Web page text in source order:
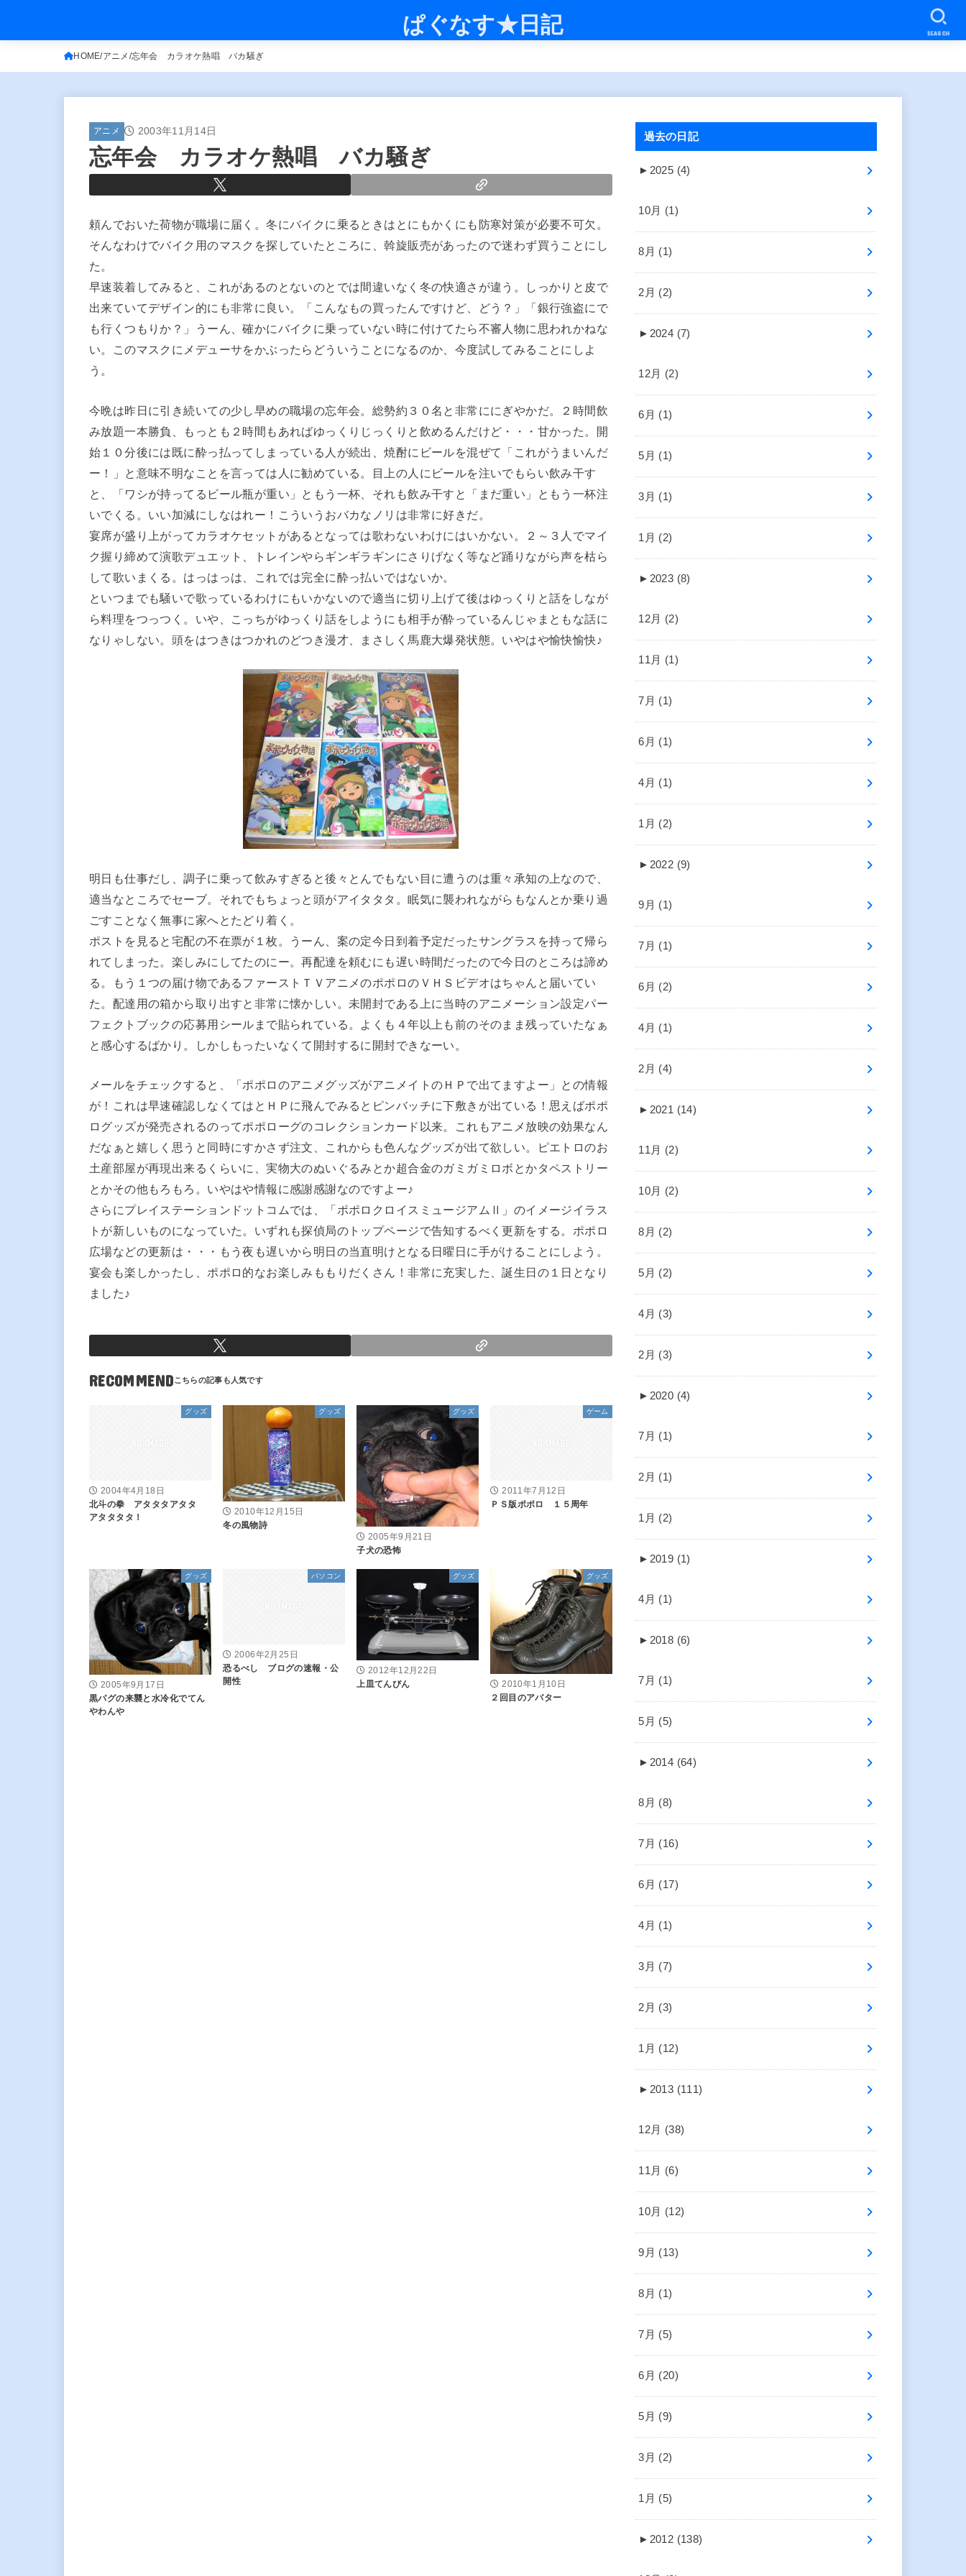
ぱぐなす★日記 SEARCH
HOME アニメ 忘年会 カラオケ熱唱 バカ騒ぎ
アニメ 2003年11月14日
忘年会 カラオケ熱唱 バカ騒ぎ
頼んでおいた荷物が職場に届く。冬にバイクに乗るときはとにもかくにも防寒対策が必要不可欠。
そんなわけでバイク用のマスクを探していたところに、斡旋販売があったので迷わず買うことにし
た。
早速装着してみると、これがあるのとないのとでは間違いなく冬の快適さが違う。しっかりと皮で
出来ていてデザイン的にも非常に良い。「こんなもの買ったんですけど、どう？」「銀行強盗にで
も行くつもりか？」うーん、確かにバイクに乗っていない時に付けてたら不審人物に思われかねな
い。このマスクにメデューサをかぶったらどういうことになるのか、今度試してみることにしよ
う。
今晩は昨日に引き続いての少し早めの職場の忘年会。総勢約３０名と非常ににぎやかだ。２時間飲
み放題一本勝負、もっとも２時間もあればゆっくりじっくりと飲めるんだけど・・・甘かった。開
始１０分後には既に酔っ払ってしまっている人が続出、焼酎にビールを混ぜて「これがうまいんだ
ー！」と意味不明なことを言っては人に勧めている。目上の人にビールを注いでもらい飲み干す
と、「ワシが持ってるビール瓶が重い」ともう一杯、それも飲み干すと「まだ重い」ともう一杯注
いでくる。いい加減にしなはれー！こういうおバカなノリは非常に好きだ。
宴席が盛り上がってカラオケセットがあるとなっては歌わないわけにはいかない。２～３人でマイ
ク握り締めて演歌デュエット、トレインやらギンギラギンにさりげなく等など踊りながら声を枯ら
して歌いまくる。はっはっは、これでは完全に酔っ払いではないか。
といつまでも騒いで歌っているわけにもいかないので適当に切り上げて後はゆっくりと話をしなが
ら料理をつっつく。いや、こっちがゆっくり話をしようにも相手が酔っているんじゃまともな話に
なりゃしない。頭をはつきはつかれのどつき漫才、まさしく馬鹿大爆発状態。いやはや愉快愉快♪
明日も仕事だし、調子に乗って飲みすぎると後々とんでもない目に遭うのは重々承知の上なので、
適当なところでセーブ。それでもちょっと頭がアイタタタ。眠気に襲われながらもなんとか乗り過
ごすことなく無事に家へとたどり着く。
ポストを見ると宅配の不在票が１枚。うーん、案の定今日到着予定だったサングラスを持って帰ら
れてしまった。楽しみにしてたのにー。再配達を頼むにも遅い時間だったので今日のところは諦め
る。もう１つの届け物であるファーストＴＶアニメのポポロのＶＨＳビデオはちゃんと届いてい
た。配達用の箱から取り出すと非常に懐かしい。未開封である上に当時のアニメーション設定パー
フェクトブックの応募用シールまで貼られている。よくも４年以上も前のそのまま残っていたなぁ
と感心するばかり。しかしもったいなくて開封するに開封できなーい。
メールをチェックすると、「ポポロのアニメグッズがアニメイトのＨＰで出てますよー」との情報
が！これは早速確認しなくてはとＨＰに飛んでみるとピンバッチに下敷きが出ている！思えばポポ
ログッズが発売されるのってポポローグのコレクションカード以来。これもアニメ放映の効果なん
だなぁと嬉しく思うと同時にすかさず注文、これからも色んなグッズが出て欲しい。ピエトロのお
土産部屋が再現出来るくらいに、実物大のぬいぐるみとか超合金のガミガミロボとかタペストリー
とかその他もろもろ。いやはや情報に感謝感謝なのですよー♪
さらにプレイステーションドットコムでは、「ポポロクロイスミュージアムⅡ」のイメージイラス
トが新しいものになっていた。いずれも探偵局のトップページで告知するべく更新をする。ポポロ
広場などの更新は・・・もう夜も遅いから明日の当直明けとなる日曜日に手がけることにしよう。
宴会も楽しかったし、ポポロ的なお楽しみももりだくさん！非常に充実した、誕生日の１日となり
ました♪
RECOMMEND
グッズ
2004年4月18日
北斗の拳 アタタタアタタ
アタタタタ！
グッズ
2010年12月15日
冬の風物詩
グッズ
2005年9月21日
子犬の恐怖
ゲーム
2011年7月12日
ＰＳ版ポポロ １５周年
グッズ
2005年9月17日
黒パグの来襲と水冷化でてん
やわんや
パソコン
2006年2月25日
恐るべし ブログの速報・公
開性
グッズ
2012年12月22日
上皿てんびん
グッズ
2010年1月10日
２回目のアバター
過去の日記
► 2025 (4)
10月 (1)
8月 (1)
2月 (2)
► 2024 (7)
12月 (2)
6月 (1)
5月 (1)
3月 (1)
1月 (2)
► 2023 (8)
12月 (2)
11月 (1)
7月 (1)
6月 (1)
4月 (1)
1月 (2)
► 2022 (9)
9月 (1)
7月 (1)
6月 (2)
4月 (1)
2月 (4)
► 2021 (14)
11月 (2)
10月 (2)
8月 (2)
5月 (2)
4月 (3)
2月 (3)
► 2020 (4)
7月 (1)
2月 (1)
1月 (2)
► 2019 (1)
4月 (1)
► 2018 (6)
7月 (1)
5月 (5)
► 2014 (64)
8月 (8)
7月 (16)
6月 (17)
4月 (1)
3月 (7)
2月 (3)
1月 (12)
► 2013 (111)
12月 (38)
11月 (6)
10月 (12)
9月 (13)
8月 (1)
7月 (5)
6月 (20)
5月 (9)
3月 (2)
1月 (5)
► 2012 (138)